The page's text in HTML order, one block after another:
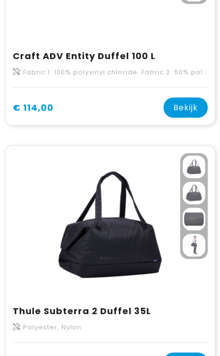
Craft ADV Entity Duffel 100 L
Fabric 1: 100% polyvinyl chloride. Fabric 2: 50% polyester-recycled, 50% polyurethane. Fabric 3: 100% polyester.
€ 114,00 Bekijk
Thule Subterra 2 Duffel 35L
Polyester, Nylon